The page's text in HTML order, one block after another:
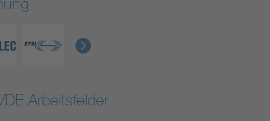
Arbeitsfelder